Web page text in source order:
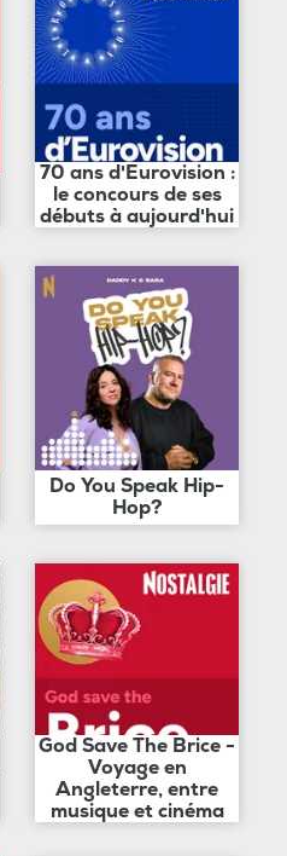
70 ans d'Eurovision :
le concours de ses
débuts à aujourd'hui
Do You Speak Hip-
Hop?
God Save The Brice -
Voyage en
Angleterre, entre
musique et cinéma